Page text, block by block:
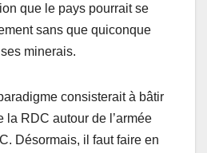
que le pays pourrait se
sans que quiconque
minerais.
consisterait à bâtir
la RDC autour de l’armée
Désormais, il faut faire en